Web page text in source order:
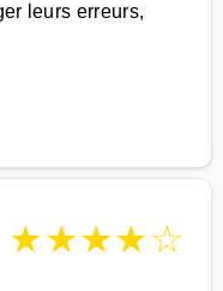
leurs erreurs,
★★★★☆